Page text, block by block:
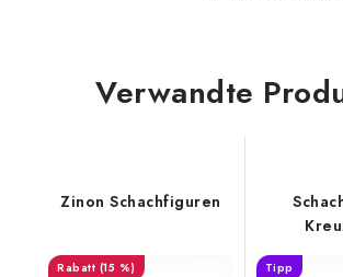
Verwandte
Zinon Schachfiguren
(15 %) Tipp